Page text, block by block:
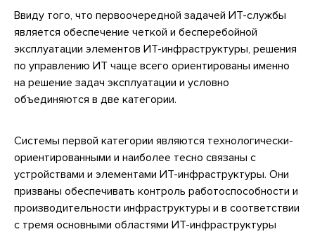
Ввиду того, что первоочередной задачей ИТ-службы
является обеспечение четкой и бесперебойной
эксплуатации элементов ИТ-инфраструктуры, решения
по управлению ИТ чаще всего ориентированы именно
на решение задач эксплуатации и условно
объединяются в две категории.
Системы первой категории являются технологически-
ориентированными и наиболее тесно связаны с
устройствами и элементами ИТ-инфраструктуры. Они
призваны обеспечивать контроль работоспособности и
производительности инфраструктуры и в соответствии
с тремя основными областями ИТ-инфраструктуры